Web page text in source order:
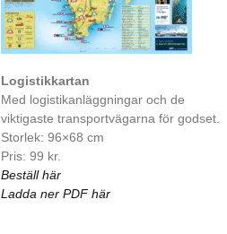
Logistikkartan
Med logistikanläggningar och de
viktigaste transportvägarna för godset.
Storlek: 96×68 cm
Pris: 99 kr.
Beställ här
Ladda ner PDF här